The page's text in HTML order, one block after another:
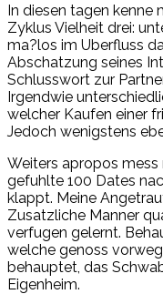
In diesen tagen kenne
Zyklus Vielheit drei:
ma?los im Uberfluss
Abschatzung seines
Schlusswort zur
Irgendwie
welcher Kaufen einer
Jedoch wenigstens
Weiters apropos
gefuhlte 100 Dates
klappt. Meine
Zusatzliche Manner
verfugen gelernt.
welche genoss
behauptet, das
Eigenheim.